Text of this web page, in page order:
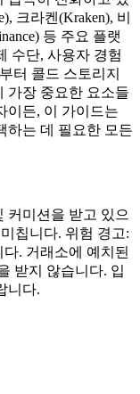
크라켄(Kraken), 비
등 주요 플랫
수단, 사용자 경험
터 콜드 스토리지
가장 중요한 요소들
이든, 이 가이드는
하는 데 필요한 모든
커미션을 받고 있으
칩니다. 위험 경고:
. 거래소에 예치된
받지 않습니다. 입
니다.